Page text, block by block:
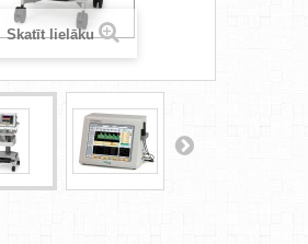
Skatīt lielāku